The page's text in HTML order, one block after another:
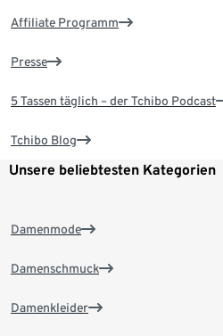
Affiliate Programm
Presse
5 Tassen täglich – der Tchibo Podcast
Tchibo Blog
Unsere beliebtesten Kategorien
Damenmode
Damenschmuck
Damenkleider